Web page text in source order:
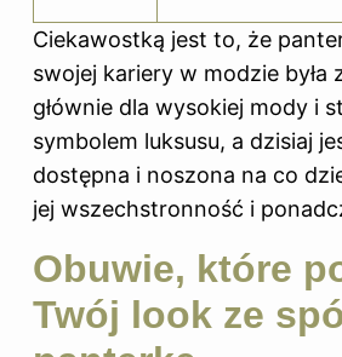
Ciekawostką jest to, że
swojej kariery w modzie była
głównie dla wysokiej mody i
symbolem luksusu, a dzisiaj
dostępna i noszona na co
jej wszechstronność i
Obuwie, które
Twój look ze